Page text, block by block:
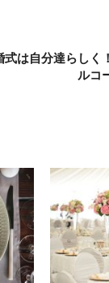
式は自分達らしく
ルコ